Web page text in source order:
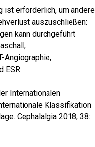
ist erforderlich, um andere
auszuschließen:
kann durchgeführt
Angiographie,
ESR
Internationalen
Klassifikation
Cephalalgia 2018; 38: